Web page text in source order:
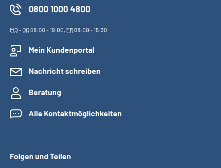
0800 1000 4800
MO- DO08:00 - 19:00, FR08:00 - 15:30
Mein Kundenportal
Nachricht schreiben
Beratung
Alle Kontaktmöglichkeiten
Folgen und Teilen